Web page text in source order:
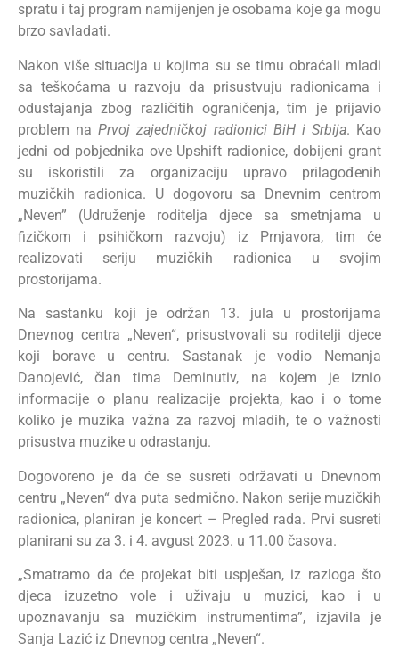
spratu i taj program namijenjen je osobama koje ga mogu
brzo savladati.
Nakon više situacija u kojima su se timu obraćali mladi
sa teškoćama u razvoju da prisustvuju radionicama i
odustajanja zbog različitih ograničenja, tim je prijavio
problem naPrvoj zajedničkoj radionici BiH i Srbija. Kao
jedni od pobjednika ove Upshift radionice, dobijeni grant
su iskoristili za organizaciju upravo prilagođenih
muzičkih radionica. U dogovoru sa Dnevnim centrom
„Neven” (Udruženje roditelja djece sa smetnjama u
fizičkom i psihičkom razvoju) iz Prnjavora, tim će
realizovati seriju muzičkih radionica u svojim
prostorijama.
Na sastanku koji je održan 13. jula u prostorijama
Dnevnog centra „Neven“, prisustvovali su roditelji djece
koji borave u centru. Sastanak je vodio Nemanja
Danojević, član tima Deminutiv, na kojem je iznio
informacije o planu realizacije projekta, kao i o tome
koliko je muzika važna za razvoj mladih, te o važnosti
prisustva muzike u odrastanju.
Dogovoreno je da će se susreti održavati u Dnevnom
centru „Neven“ dva puta sedmično. Nakon serije muzičkih
radionica, planiran je koncert – Pregled rada. Prvi susreti
planirani su za 3. i 4. avgust 2023. u 11.00 časova.
„Smatramo da će projekat biti uspješan, iz razloga što
djeca izuzetno vole i uživaju u muzici, kao i u
upoznavanju sa muzičkim instrumentima”, izjavila je
Sanja Lazić iz Dnevnog centra „Neven“.